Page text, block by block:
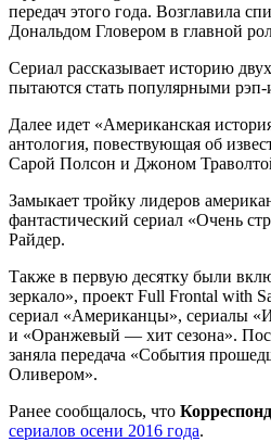
передач этого года. Возглавила
Дональдом Гловером в главной
Сериал рассказывает историю
пытаются стать популярными
Далее идет «Американская
антология, повествующая об
Сарой Полсон и Джоном
Замыкает тройку лидеров
фантастический сериал «Очень
Райдер.
Также в первую десятку были
зеркало», проект Full Frontal with
сериал «Американцы», сериалы
и «Оранжевый — хит сезона».
заняла передача «События
Оливером».
Ранее сообщалось, что
сериалов осени 2016 года.